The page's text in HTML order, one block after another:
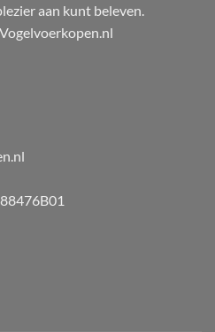
aan kunt beleven.